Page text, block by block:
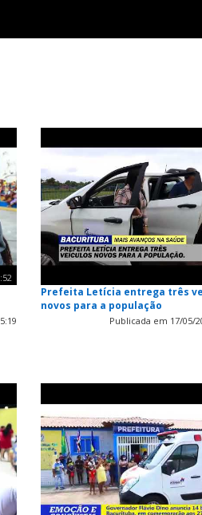
Prefeita Letícia entrega três
novos para a população
Publicada em 17/05/